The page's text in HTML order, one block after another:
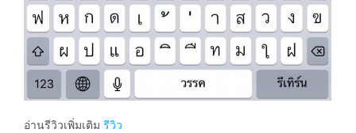
อ่านรีวิวเพิ่มเติม รีวิว